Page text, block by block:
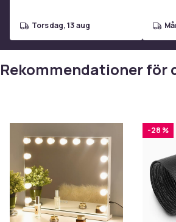
torsdag, 13 aug
Rekommendationer för
-28 %